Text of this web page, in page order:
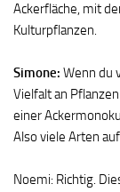
Ackerfläche, mit
Kulturpflanzen.
Simone: Wenn du
Vielfalt an
einer
Also viele Arten
Noemi: Richtig.